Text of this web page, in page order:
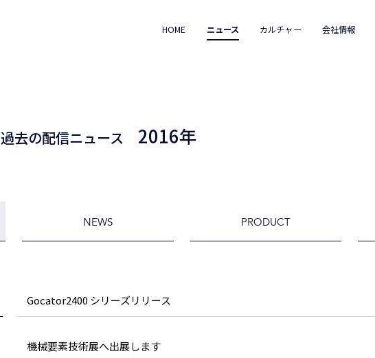
HOME ニュース カルチャー 会社情報
過去の配信ニュース 2016年
NEWS PRODUCT
Gocator2400 シリーズリリース
機械要素技術展へ出展します